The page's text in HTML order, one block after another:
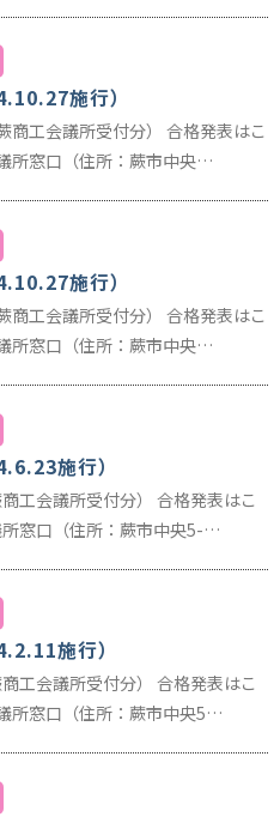
施行）
工会議所受付分） 合格発表はこ
所窓口（住所：蕨市中央…
施行）
工会議所受付分） 合格発表はこ
所窓口（住所：蕨市中央…
施行）
工会議所受付分） 合格発表はこ
窓口（住所：蕨市中央5-…
施行）
工会議所受付分） 合格発表はこ
所窓口（住所：蕨市中央5…